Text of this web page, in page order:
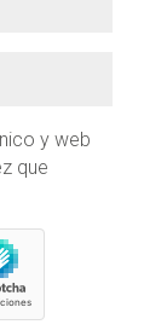
y web
que